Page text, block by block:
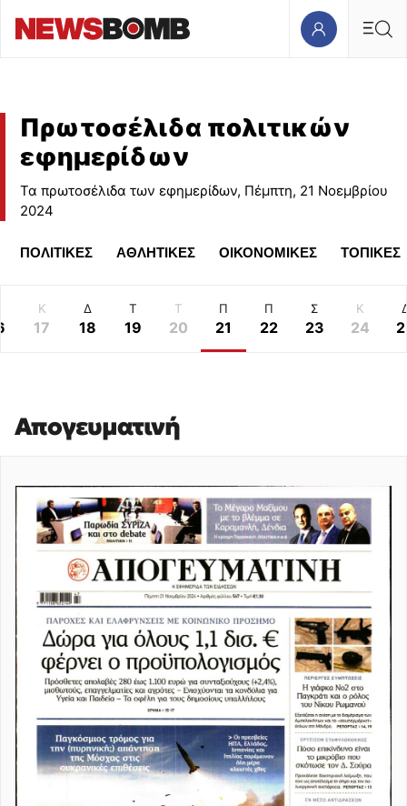
Πρωτοσέλιδα πολιτικών
εφημερίδων
Τα πρωτοσέλιδα των εφημερίδων, Πέμπτη, 21 Νοεμβρίου
2024
ΠΟΛΙΤΙΚΕΣ ΑΘΛΗΤΙΚΕΣ ΟΙΚΟΝΟΜΙΚΕΣ ΤΟΠΙΚΕΣ
Κ
17
Δ
18
Τ
19
Τ
20
Π
21
Π
22
Σ
23
Κ
24
Απογευματινή